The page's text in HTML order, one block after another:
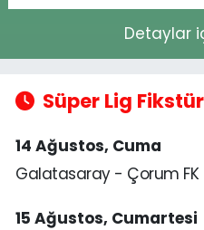
Detaylar
Süper Lig Fikstür
14 Ağustos, Cuma
Galatasaray - Çorum FK
15 Ağustos, Cumartesi